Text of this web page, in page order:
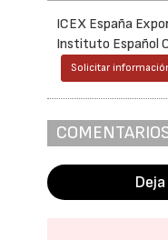
ICEX España
Instituto Español
Solicitar